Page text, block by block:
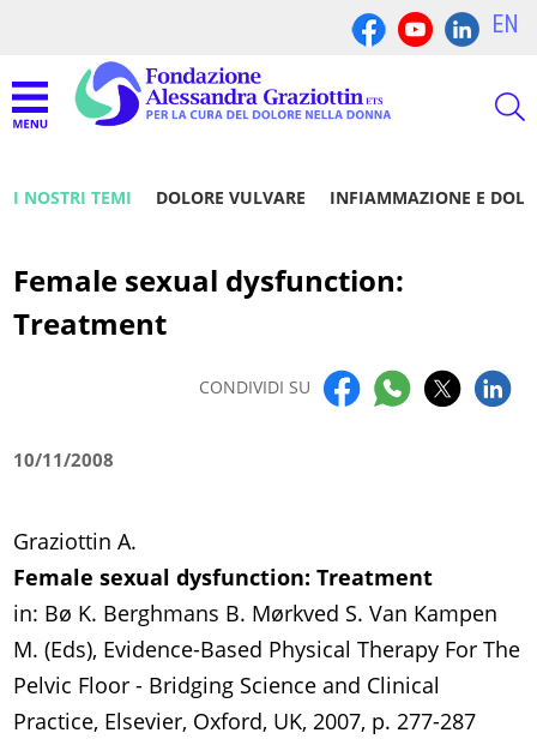
EN
I NOSTRI TEMI DOLORE VULVARE INFIAMMAZIONE E
Female sexual dysfunction:
Treatment
CONDIVIDI SU
10/11/2008
Graziottin A.
Female sexual dysfunction: Treatment
in: Bø K. Berghmans B. Mørkved S. Van Kampen
M. (Eds), Evidence-Based Physical Therapy For The
Pelvic Floor - Bridging Science and Clinical
Practice, Elsevier, Oxford, UK, 2007, p. 277-287